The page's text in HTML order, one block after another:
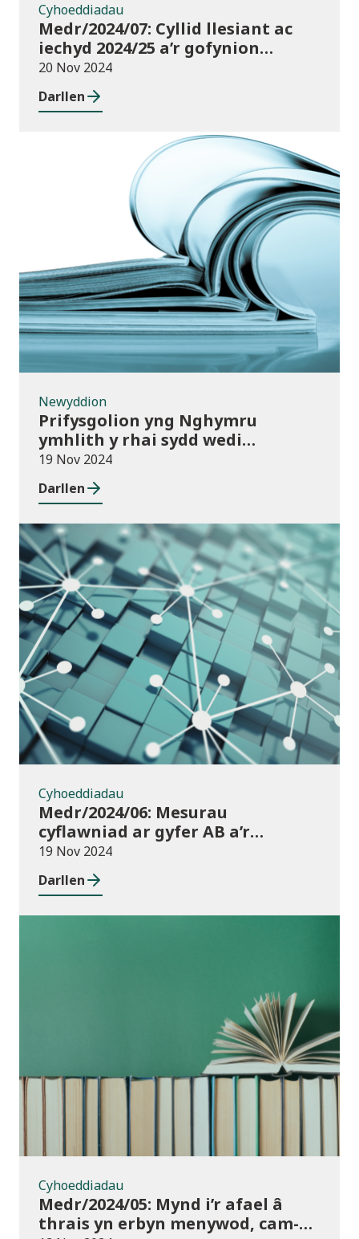
Cyhoeddiadau
Medr/2024/07: Cyllid llesiant ac
iechyd 2024/25 a’r gofynion
monitro
20 Nov 2024
Darllen
Newyddion
Newyddion
Prifysgolion yng Nghymru
ymhlith y rhai sydd wedi
mabwysiadu’r polisïau arfer
gorau ar gwmnïau deillio
19 Nov 2024
Darllen
Cyhoeddiadau
Cyhoeddiadau
Medr/2024/06: Mesurau
cyflawniad ar gyfer AB a’r
chweched dosbarth:
Ymgynghoriad ar drosglwyddo
rhwng cyrsiau ar gyfer 2023/24
19 Nov 2024
Darllen
Cyhoeddiadau
Cyhoeddiadau
Medr/2024/05: Mynd i’r afael â
thrais yn erbyn menywod, cam-